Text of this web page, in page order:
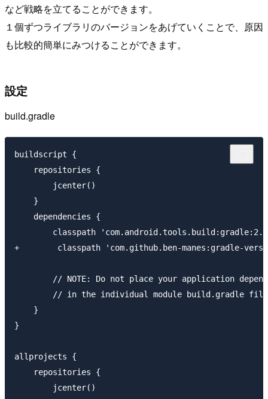
など戦略を立てることができます。
１個ずつライブラリのバージョンをあげていくことで、原因
も比較的簡単にみつけることができます。
設定
build.gradle
buildscript {
    repositories {
        jcenter()
    }
    dependencies {
classpath
+        classpath 'com.github.ben-manes:gradle-
// NOTE: Do not place your application
// in the individual module build.gradle
    }
}
allprojects {
    repositories {
        jcenter()